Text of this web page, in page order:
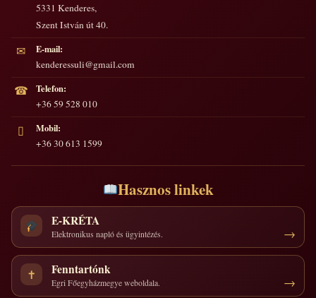
5331 Kenderes,
Szent István út 40.
✉
E-mail:
kenderessuli@gmail.com
☎
Telefon:
+36 59 528 010
▯
Mobil:
+36 30 613 1599
Hasznos linkek
E-KRÉTA
Elektronikus napló és ügyintézés.
✝ Fenntartónk
Egri Főegyházmegye weboldala.